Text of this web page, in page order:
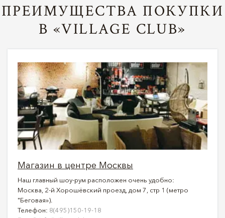
ПРЕИМУЩЕСТВА ПОКУПКИ
В «VILLAGE CLUB»
Магазин в центре Москвы
Наш главный шоу-рум расположен очень удобно:
Москва, 2-й Хорошёвский проезд, дом 7, стр 1 (метро
"Беговая»).
Телефон: 8(495)150-19-18